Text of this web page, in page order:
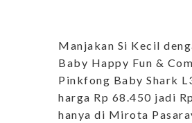
Manjakan Si Kecil
Baby Happy Fun &
Pinkfong Baby Shark
harga Rp 68.450 jadi
hanya di Mirota